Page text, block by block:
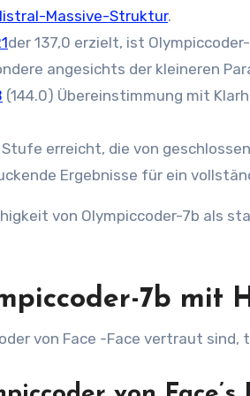
Massive-Struktur.
der 137,0 erzielt, ist
angesichts der kleineren
(144.0) Übereinstimmung mit
erreicht, die von
Ergebnisse für ein
von Olympiccoder-7b als
7b mit
von Face -Face vertraut sind,